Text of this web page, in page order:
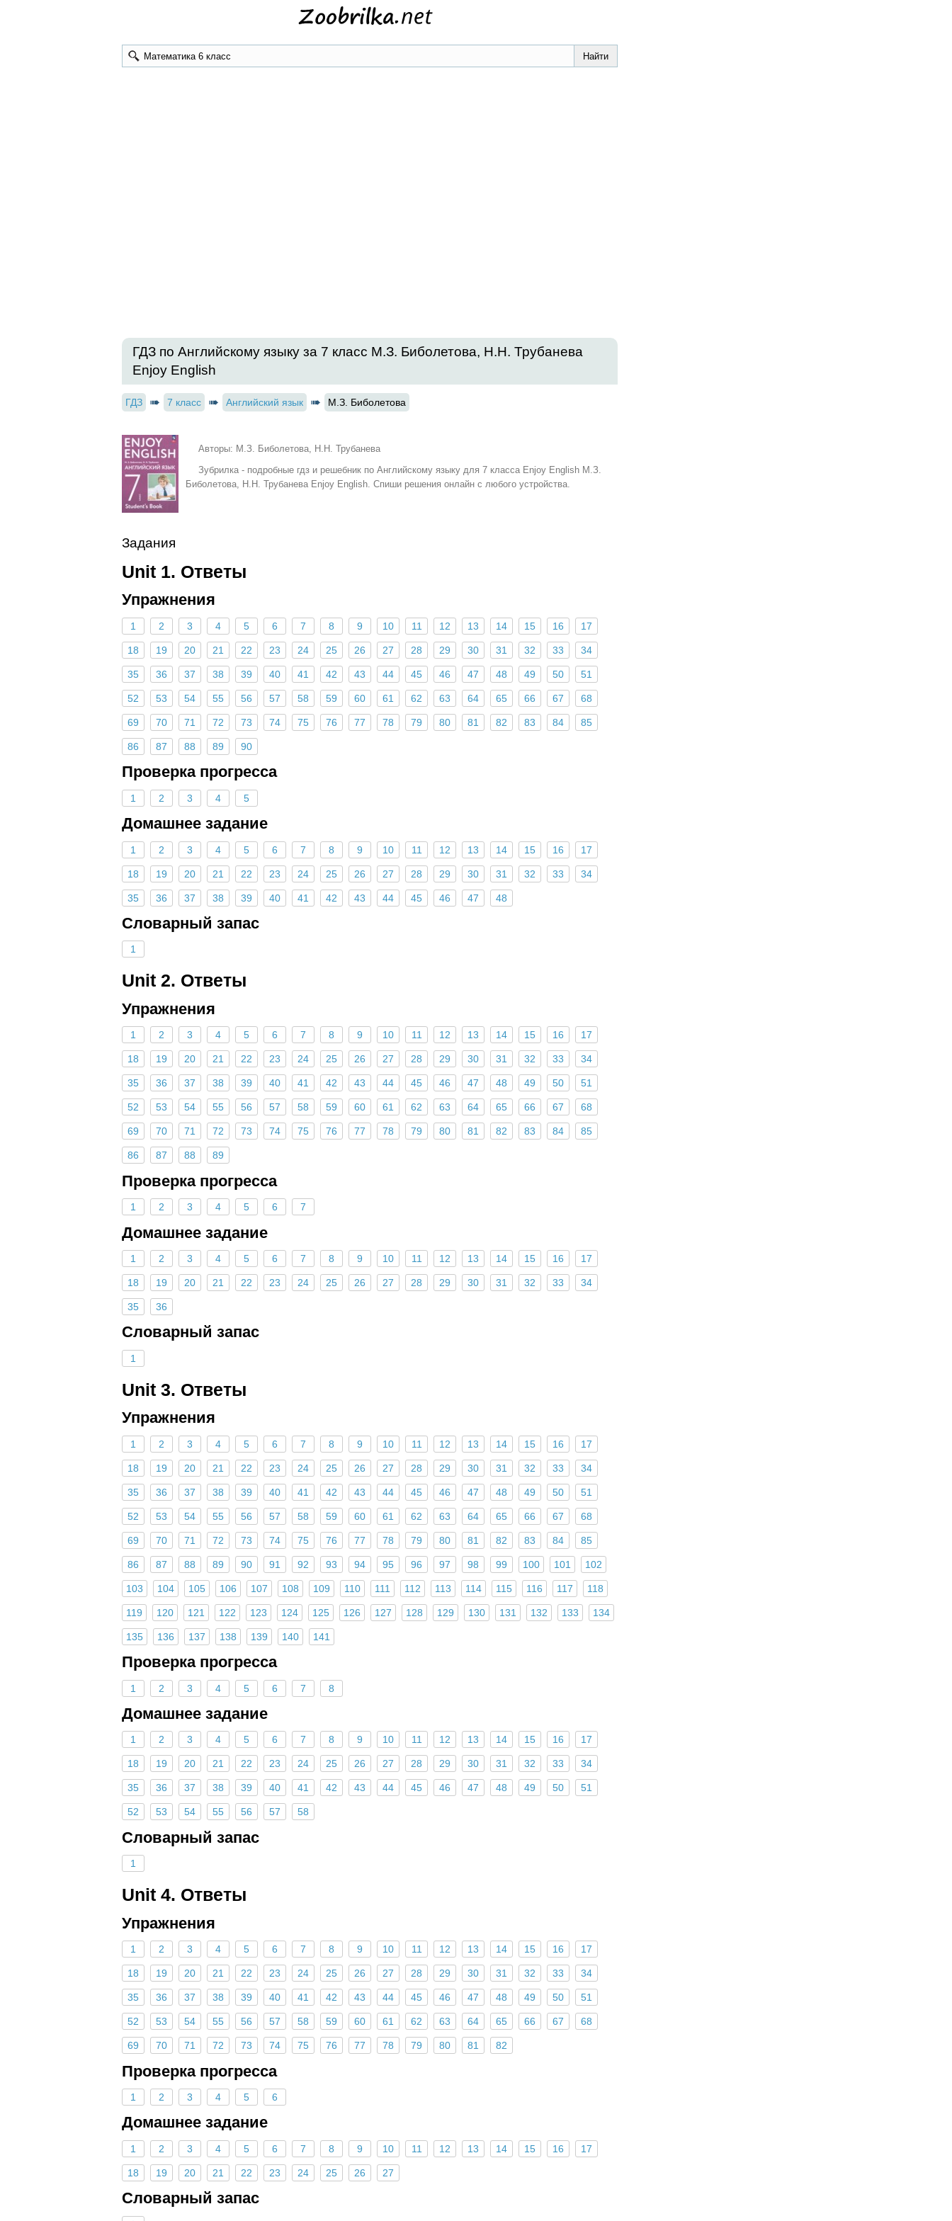
ГДЗ по Английскому языку за 7 класс М.З. Биболетова, Н.Н. Трубанева
Enjoy English
ГДЗ 7 класс Английский язык М.З. Биболетова
Авторы: М.З. Биболетова, Н.Н. Трубанева
Зубрилка - подробные гдз и решебник по Английскому языку для 7 класса Enjoy English М.З.
Биболетова, Н.Н. Трубанева Enjoy English. Спиши решения онлайн с любого устройства.
Задания
Unit 1. Ответы
Упражнения
1 2 3 4 5 6 7 8 9 10 11 12 13 14 15 16 17
18 19 20 21 22 23 24 25 26 27 28 29 30 31 32 33 34
35 36 37 38 39 40 41 42 43 44 45 46 47 48 49 50 51
52 53 54 55 56 57 58 59 60 61 62 63 64 65 66 67 68
69 70 71 72 73 74 75 76 77 78 79 80 81 82 83 84 85
86 87 88 89 90
Проверка прогресса
1 2 3 4 5
Домашнее задание
1 2 3 4 5 6 7 8 9 10 11 12 13 14 15 16 17
18 19 20 21 22 23 24 25 26 27 28 29 30 31 32 33 34
35 36 37 38 39 40 41 42 43 44 45 46 47 48
Словарный запас
1
Unit 2. Ответы
Упражнения
1 2 3 4 5 6 7 8 9 10 11 12 13 14 15 16 17
18 19 20 21 22 23 24 25 26 27 28 29 30 31 32 33 34
35 36 37 38 39 40 41 42 43 44 45 46 47 48 49 50 51
52 53 54 55 56 57 58 59 60 61 62 63 64 65 66 67 68
69 70 71 72 73 74 75 76 77 78 79 80 81 82 83 84 85
86 87 88 89
Проверка прогресса
1 2 3 4 5 6 7
Домашнее задание
1 2 3 4 5 6 7 8 9 10 11 12 13 14 15 16 17
18 19 20 21 22 23 24 25 26 27 28 29 30 31 32 33 34
35 36
Словарный запас
1
Unit 3. Ответы
Упражнения
1 2 3 4 5 6 7 8 9 10 11 12 13 14 15 16 17
18 19 20 21 22 23 24 25 26 27 28 29 30 31 32 33 34
35 36 37 38 39 40 41 42 43 44 45 46 47 48 49 50 51
52 53 54 55 56 57 58 59 60 61 62 63 64 65 66 67 68
69 70 71 72 73 74 75 76 77 78 79 80 81 82 83 84 85
86 87 88 89 90 91 92 93 94 95 96 97 98 99 100 101 102
103 104 105 106 107 108 109 110 111 112 113 114 115 116 117 118
119 120 121 122 123 124 125 126 127 128 129 130 131 132 133 134
135 136 137 138 139 140 141
Проверка прогресса
1 2 3 4 5 6 7 8
Домашнее задание
1 2 3 4 5 6 7 8 9 10 11 12 13 14 15 16 17
18 19 20 21 22 23 24 25 26 27 28 29 30 31 32 33 34
35 36 37 38 39 40 41 42 43 44 45 46 47 48 49 50 51
52 53 54 55 56 57 58
Словарный запас
1
Unit 4. Ответы
Упражнения
1 2 3 4 5 6 7 8 9 10 11 12 13 14 15 16 17
18 19 20 21 22 23 24 25 26 27 28 29 30 31 32 33 34
35 36 37 38 39 40 41 42 43 44 45 46 47 48 49 50 51
52 53 54 55 56 57 58 59 60 61 62 63 64 65 66 67 68
69 70 71 72 73 74 75 76 77 78 79 80 81 82
Проверка прогресса
1 2 3 4 5 6
Домашнее задание
1 2 3 4 5 6 7 8 9 10 11 12 13 14 15 16 17
18 19 20 21 22 23 24 25 26 27
Словарный запас